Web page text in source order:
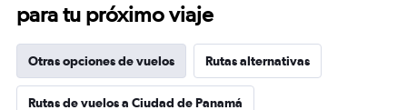
para tu próximo viaje
Otras opciones de vuelos Rutas alternativas
Rutas de vuelos a Ciudad de Panamá